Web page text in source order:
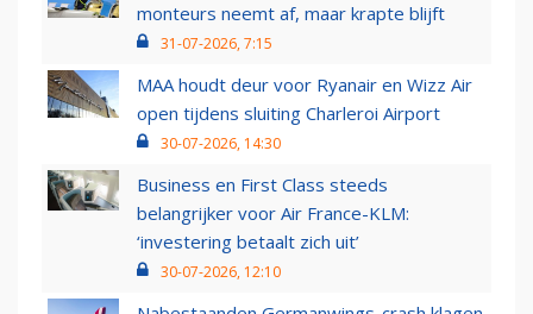
monteurs neemt af, maar krapte blijft
31-07-2026, 7:15
MAA houdt deur voor Ryanair en Wizz Air
open tijdens sluiting Charleroi Airport
30-07-2026, 14:30
Business en First Class steeds
belangrijker voor Air France-KLM:
‘investering betaalt zich uit’
30-07-2026, 12:10